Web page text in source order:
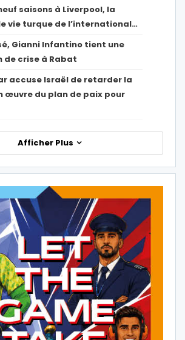
saisons à Liverpool, la
vie turque de l’international…
Gianni Infantino tient une
de crise à Rabat
accuse Israël de retarder la
œuvre du plan de paix pour
Afficher Plus